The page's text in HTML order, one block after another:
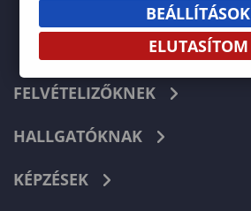
FELVÉTELIZŐKNEK
HALLGATÓKNAK
KÉPZÉSEK
BEÁLLÍTÁSOK
ELUTASÍTOM